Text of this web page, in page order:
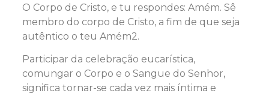
O Corpo de Cristo, e tu respondes: Amém. Sê
membro do corpo de Cristo, a fim de que seja
autêntico o teu Amém2.
Participar da celebração eucarística,
comungar o Corpo e o Sangue do Senhor,
significa tornar-se cada vez mais íntima e